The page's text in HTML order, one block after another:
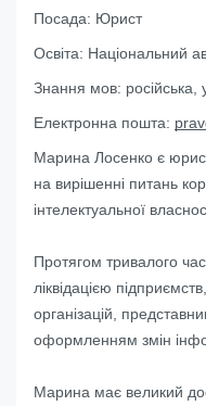
Посада: Юрист
Освіта: Національний
Знання мов: російська,
Електронна пошта:
Марина Лосенко є
на вирішенні питань
інтелектуальної
Протягом тривалого
ліквідацією
організацій,
оформленням змін
Марина має великий